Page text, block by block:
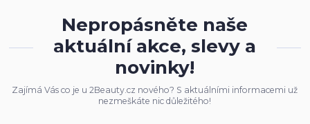
Nepropásněte naše
aktuální akce, slevy a
novinky!
Zajímá Vás co je u 2Beauty.cz nového? S aktuálními informacemi už
nezmeškáte nic důležitého!